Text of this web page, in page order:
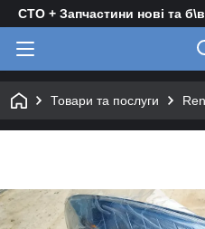
СТО + Запчастини нові та
Товари та послуги